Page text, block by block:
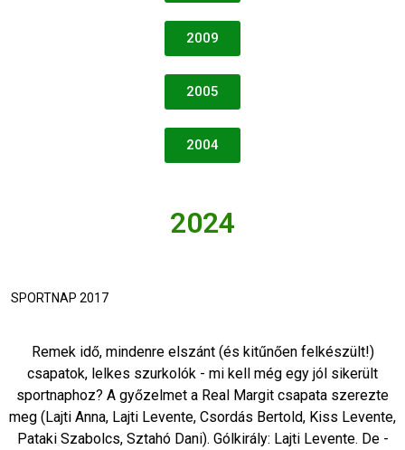
2009
2005
2004
2024
SPORTNAP 2017
Remek idő, mindenre elszánt (és kitűnően felkészült!)
csapatok, lelkes szurkolók - mi kell még egy jól sikerült
sportnaphoz? A győzelmet a Real Margit csapata szerezte
meg (Lajti Anna, Lajti Levente, Csordás Bertold, Kiss Levente,
Pataki Szabolcs, Sztahó Dani). Gólkirály: Lajti Levente. De -